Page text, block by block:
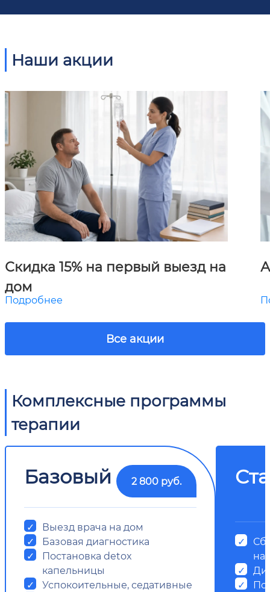
Наши акции
Скидка 15% на первый выезд на
дом
Подробнее
Все акции
Комплексные программы
терапии
Базовый 2 800 руб.
Выезд врача на дом
Базовая диагностика
Постановка detox
капельницы
Успокоительные, седативные
на